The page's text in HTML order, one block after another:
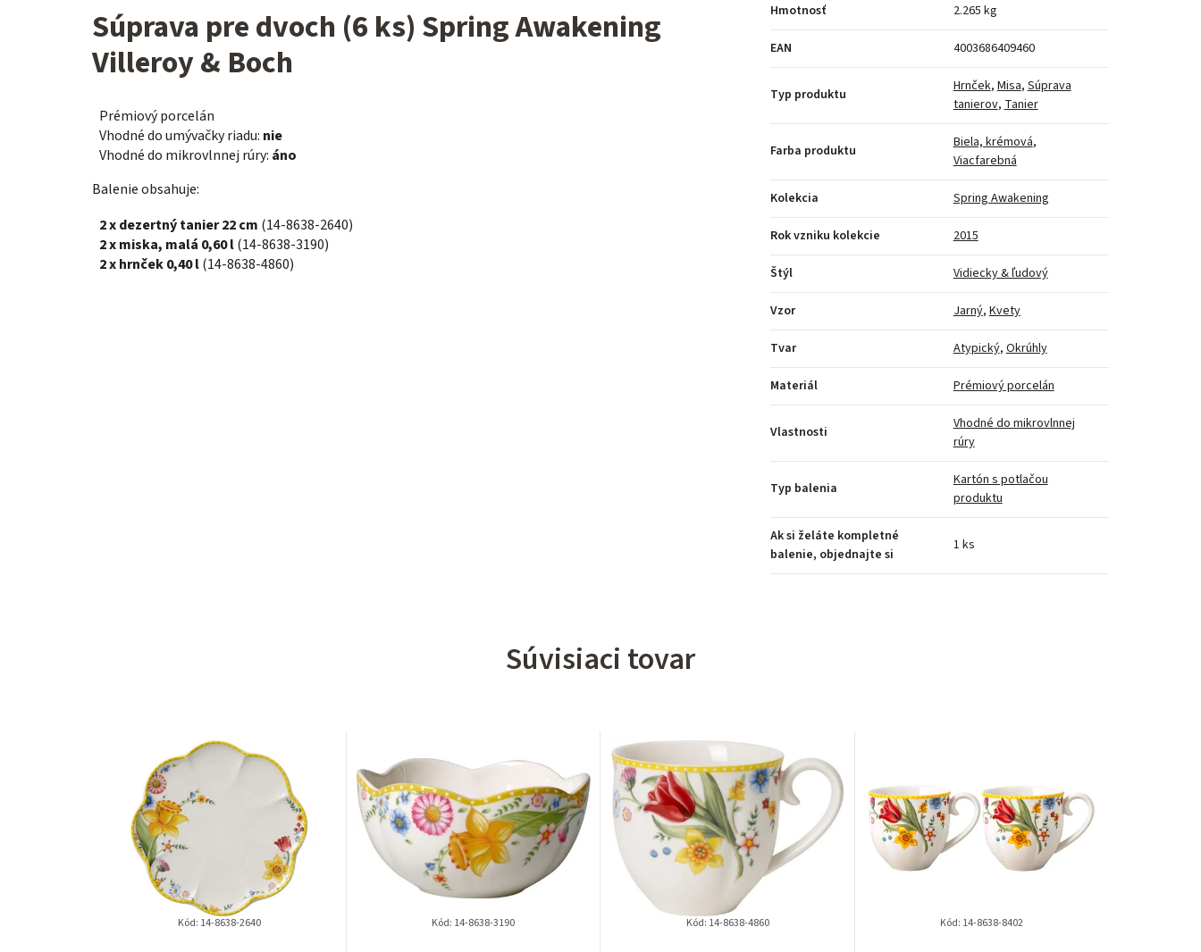
Súprava pre dvoch (6 ks) Spring Awakening
Villeroy & Boch
Prémiový porcelán
Vhodné do umývačky riadu: nie
Vhodné do mikrovlnnej rúry: áno
Balenie obsahuje:
2 x dezertný tanier 22 cm (14-8638-2640)
2 x miska, malá 0,60 l(14-8638-3190)
2 x hrnček 0,40 l(14-8638-4860)
Hmotnosť 2.265 kg
EAN 4003686409460
Typ produktu Hrnček, Misa, Súprava
tanierov, Tanier
Farba produktu Biela, krémová,
Viacfarebná
Kolekcia Spring Awakening
Rok vzniku kolekcie 2015
Štýl Vidiecky & ľudový
Vzor Jarný, Kvety
Tvar Atypický, Okrúhly
Materiál Prémiový porcelán
Vlastnosti
Vhodné do mikrovlnnej
rúry
Typ balenia
Kartón s potlačou
produktu
Ak si želáte kompletné
balenie, objednajte si
1 ks
Súvisiaci tovar
Kód: 14-8638-2640 Kód: 14-8638-3190 Kód: 14-8638-4860 Kód: 14-8638-8402